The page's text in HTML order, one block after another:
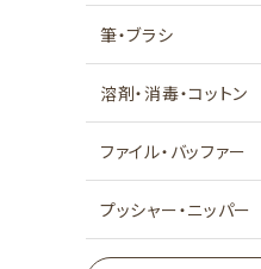
筆・ブラシ
溶剤・消毒・コットン
ファイル・バッファー
プッシャー・ニッパー